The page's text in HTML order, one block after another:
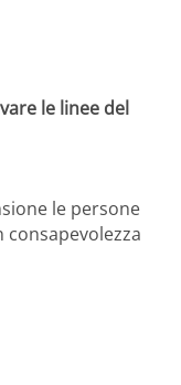
le linee del
le persone